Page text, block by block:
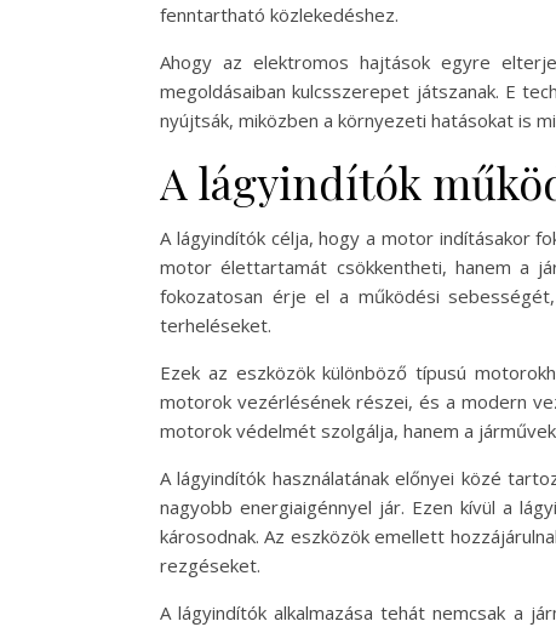
fenntartható közlekedéshez.
Ahogy az elektromos hajtások egyre
megoldásaiban kulcsszerepet játszanak. E
nyújtsák, miközben a környezeti hatásokat is
A lágyindítók
A lágyindítók célja, hogy a motor indításakor
motor élettartamát csökkentheti, hanem a
fokozatosan érje el a működési
terheléseket.
Ezek az eszközök különböző típusú
motorok vezérlésének részei, és a modern
motorok védelmét szolgálja, hanem a
A lágyindítók használatának előnyei közé
nagyobb energiaigénnyel jár. Ezen kívül a
károsodnak. Az eszközök emellett
rezgéseket.
A lágyindítók alkalmazása tehát nemcsak a